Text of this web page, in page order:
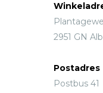
2951 GN
Postadres
Postbus 41